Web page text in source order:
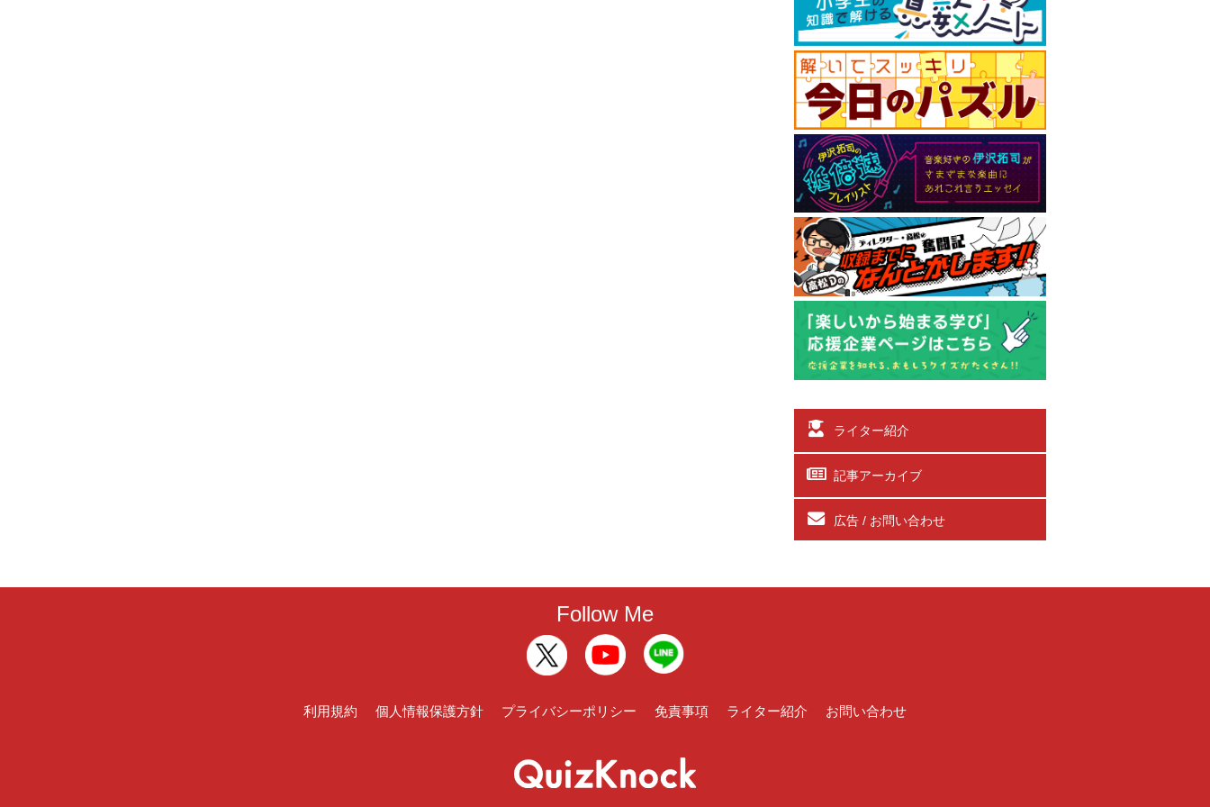
ライター紹介
記事アーカイブ
広告 / お問い合わせ
Follow Me
利用規約 個人情報保護方針 プライバシーポリシー 免責事項 ライター紹介 お問い合わせ